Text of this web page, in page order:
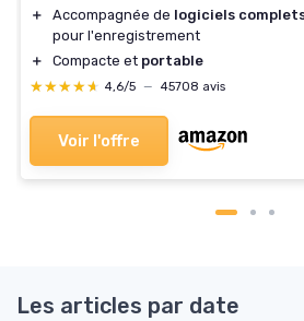
＋
Accompagnée de logiciels
pour l'enregistrement
＋
Compacte et portable
★★★★★
★★★★★ 4,6/5 — 45708 avis
Voir l'offre
Les articles par date